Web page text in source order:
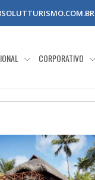
CORPORATIVO